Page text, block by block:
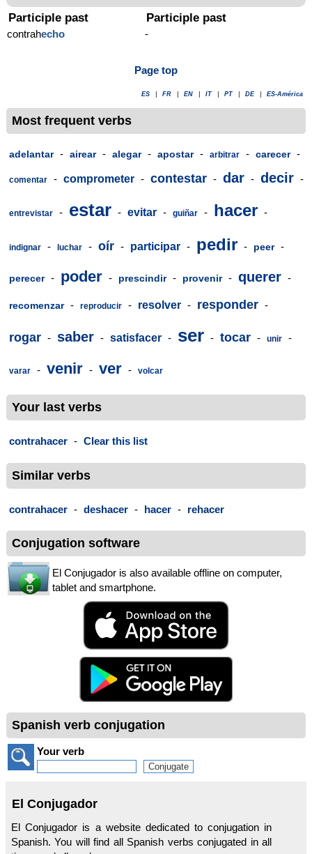
Participle past
contrahecho
Participle past
-
Page top
ES FR EN IT PT DE ES-América
Most frequent verbs
adelantar - airear - alegar - apostar - arbitrar - carecer -
comentar - comprometer - contestar - dar - decir -
entrevistar - estar - evitar - guiñar - hacer -
indignar - luchar - oír - participar - pedir - peer -
perecer - poder - prescindir - provenir - querer -
recomenzar - reproducir - resolver - responder -
rogar - saber - satisfacer - ser - tocar - unir -
varar - venir - ver - volcar
Your last verbs
contrahacer - Clear this list
Similar verbs
contrahacer - deshacer - hacer - rehacer
Conjugation software
El Conjugador is also available offline on computer,
tablet and smartphone.
Spanish verb conjugation
Your verb
El Conjugador
El Conjugador is a website dedicated to conjugation in
Spanish. You will find all Spanish verbs conjugated in all